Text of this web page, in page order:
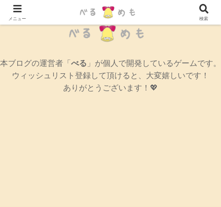
辛口女性ゲームブログ
本ブログの運営者「 べる 」が個人で開発しているゲームです。
ウィッシュリスト登録して頂けると、大変嬉しいです！
ありがとうございます！💖
メニュー 検索